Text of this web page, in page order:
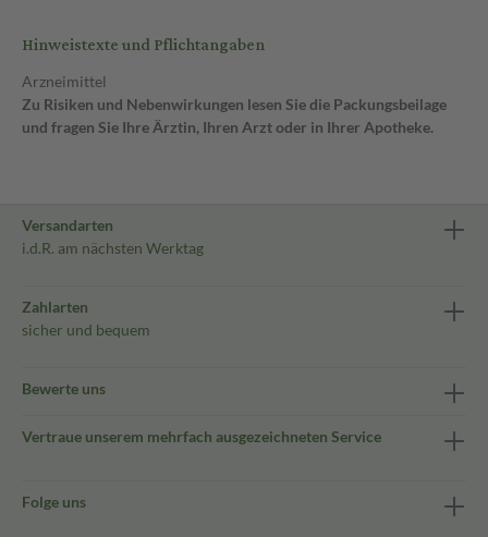
Hinweistexte und Pflichtangaben
Arzneimittel
Zu Risiken und Nebenwirkungen lesen Sie die Packungsbeilage
und fragen Sie Ihre Ärztin, Ihren Arzt oder in Ihrer Apotheke.
Versandarten
i.d.R. am nächsten Werktag
Zahlarten
sicher und bequem
Bewerte uns
Vertraue unserem mehrfach ausgezeichneten Service
Folge uns